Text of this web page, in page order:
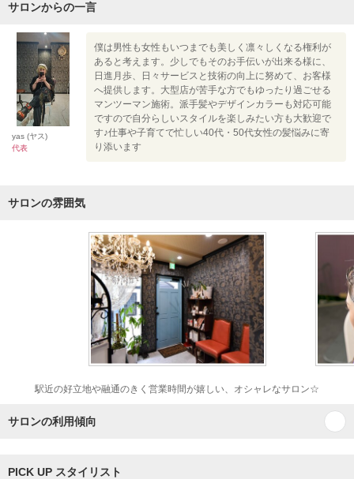
サロンからの一言
yas (ヤス)
代表
僕は男性も女性もいつまでも美しく凛々しくなる権利が
あると考えます。少しでもそのお手伝いが出来る様に、
日進月歩、日々サービスと技術の向上に努めて、お客様
へ提供します。大型店が苦手な方でもゆったり過ごせる
マンツーマン施術。派手髪やデザインカラーも対応可能
ですので自分らしいスタイルを楽しみたい方も大歓迎で
す♪仕事や子育てで忙しい40代・50代女性の髪悩みに寄
り添います
サロンの雰囲気
駅近の好立地や融通のきく営業時間が嬉しい、オシャレなサロン☆
サロンの利用傾向
PICK UP スタイリスト